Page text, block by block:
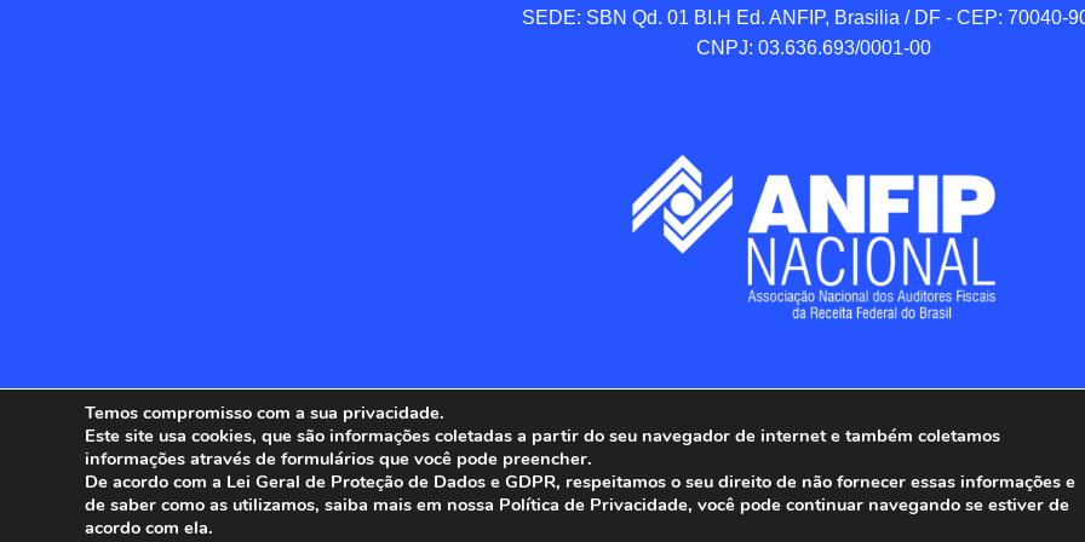
SEDE: SBN Qd. 01 BI.H Ed. ANFIP, Brasilia / DF - CEP: 70040-
CNPJ: 03.636.693/0001-00
ANFIP - Associação Nacional dos Auditores Fiscais da Receita Federal
Todos os Direitos Reservados.
Temos compromisso com a sua privacidade.
Este site usa cookies, que são informações coletadas a partir do seu navegador de internet e também coletamos
informações através de formulários que você pode preencher.
De acordo com a Lei Geral de Proteção de Dados e GDPR, respeitamos o seu direito de não fornecer essas informações e
de saber como as utilizamos, saiba mais em nossa Política de Privacidade, você pode continuar navegando se estiver de
acordo com ela.